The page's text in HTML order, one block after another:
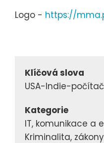
Logo - https://
Klíčová slova
USA-Indie-
Kategorie
IT, komunikace a
Kriminalita,